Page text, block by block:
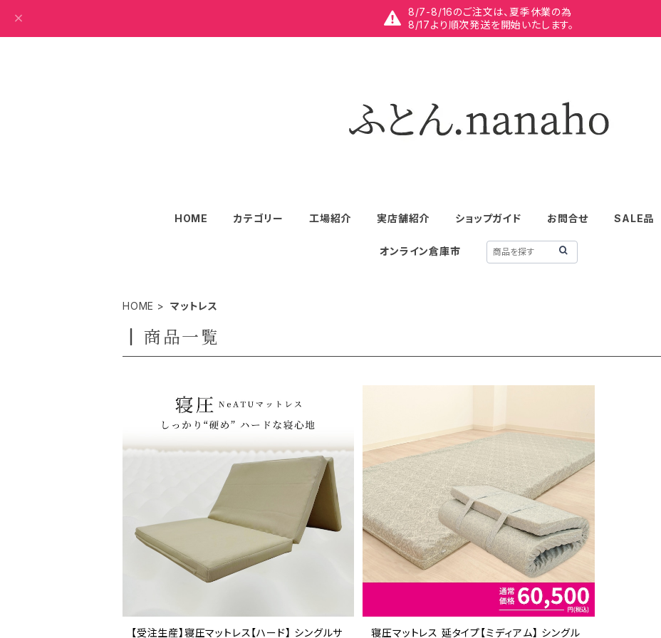
8/7-8/16のご注文は、夏季休業の為
8/17より順次発送を開始いたします。
HOME カテゴリー 工場紹介 実店舗紹介 ショップガイド お問合せ SALE品
オンライン倉庫市
HOME マットレス
商品一覧
【受注生産】寝圧マットレス【ハード】 シングルサ 寝圧マットレス 延タイプ【ミディアム】 シングル